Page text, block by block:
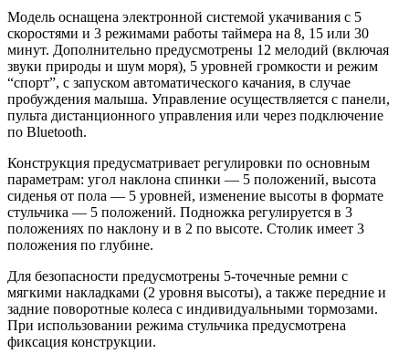
Модель оснащена электронной системой укачивания с 5
скоростями и 3 режимами работы таймера на 8, 15 или 30
минут. Дополнительно предусмотрены 12 мелодий (включая
звуки природы и шум моря), 5 уровней громкости и режим
“спорт”, с запуском автоматического качания, в случае
пробуждения малыша. Управление осуществляется с панели,
пульта дистанционного управления или через подключение
по Bluetooth.
Конструкция предусматривает регулировки по основным
параметрам: угол наклона спинки — 5 положений, высота
сиденья от пола — 5 уровней, изменение высоты в формате
стульчика — 5 положений. Подножка регулируется в 3
положениях по наклону и в 2 по высоте. Столик имеет 3
положения по глубине.
Для безопасности предусмотрены 5-точечные ремни с
мягкими накладками (2 уровня высоты), а также передние и
задние поворотные колеса с индивидуальными тормозами.
При использовании режима стульчика предусмотрена
фиксация конструкции.